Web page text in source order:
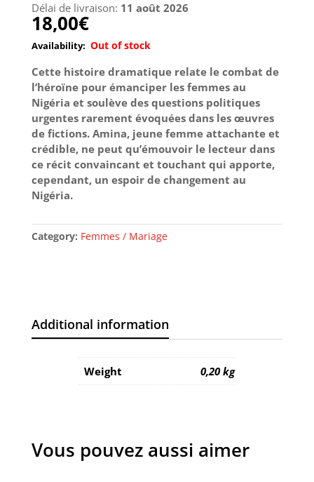
Délai de livraison: 11 août 2026
18,00€
Out of stock
Cette histoire dramatique relate le combat de
l’héroïne pour émanciper les femmes au
Nigéria et soulève des questions politiques
urgentes rarement évoquées dans les œuvres
de fictions. Amina, jeune femme attachante et
crédible, ne peut qu’émouvoir le lecteur dans
ce récit convaincant et touchant qui apporte,
cependant, un espoir de changement au
Nigéria.
Category: Femmes / Mariage
Additional information
Weight 0,20 kg
Vous pouvez aussi aimer